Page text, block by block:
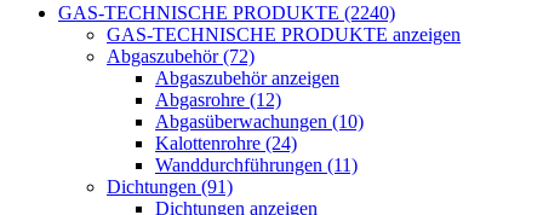
GAS-TECHNISCHE PRODUKTE (2240)
GAS-TECHNISCHE PRODUKTE anzeigen
Abgaszubehör (72)
Abgaszubehör anzeigen
Abgasrohre (12)
Abgasüberwachungen (10)
Kalottenrohre (24)
Wanddurchführungen (11)
Dichtungen (91)
Dichtungen anzeigen